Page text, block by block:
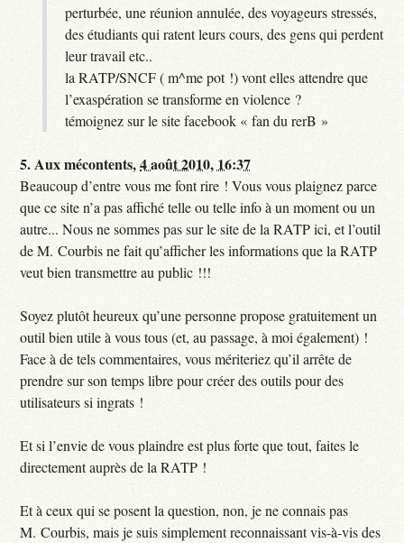
perturbée, une réunion annulée, des voyageurs stressés,
des étudiants qui ratent leurs cours, des gens qui perdent
leur travail etc..
la RATP/SNCF ( m^me pot !) vont elles attendre que
l’exaspération se transforme en violence ?
témoignez sur le site facebook « fan du rerB »
5.Aux mécontents,4 août 2010, 16:37
Beaucoup d’entre vous me font rire ! Vous vous plaignez parce
que ce site n’a pas affiché telle ou telle info à un moment ou un
autre... Nous ne sommes pas sur le site de la RATP ici, et l’outil
de M. Courbis ne fait qu’afficher les informations que la RATP
veut bien transmettre au public !!!
Soyez plutôt heureux qu’une personne propose gratuitement un
outil bien utile à vous tous (et, au passage, à moi également) !
Face à de tels commentaires, vous mériteriez qu’il arrête de
prendre sur son temps libre pour créer des outils pour des
utilisateurs si ingrats !
Et si l’envie de vous plaindre est plus forte que tout, faites le
directement auprès de la RATP !
Et à ceux qui se posent la question, non, je ne connais pas
M. Courbis, mais je suis simplement reconnaissant vis-à-vis des